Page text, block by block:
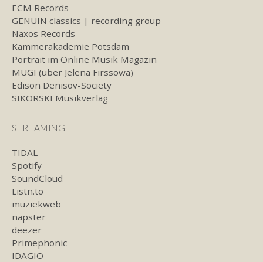
ECM Records
GENUIN classics | recording group
Naxos Records
Kammerakademie Potsdam
Portrait im Online Musik Magazin
MUGI (über Jelena Firssowa)
Edison Denisov-Society
SIKORSKI Musikverlag
STREAMING
TIDAL
Spotify
SoundCloud
Listn.to
muziekweb
napster
deezer
Primephonic
IDAGIO